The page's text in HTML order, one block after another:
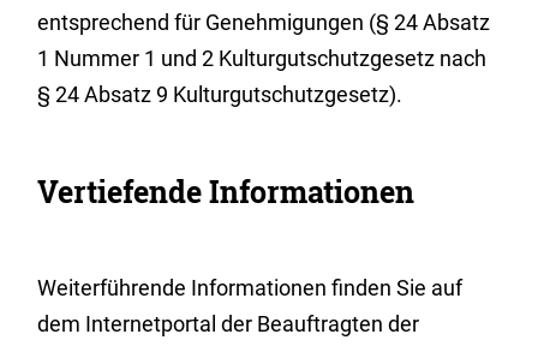
entsprechend für Genehmigungen (§ 24 Absatz
1 Nummer 1 und 2 Kulturgutschutzgesetz nach
§ 24 Absatz 9 Kulturgutschutzgesetz).
Vertiefende Informationen
Weiterführende Informationen finden Sie auf
dem Internetportal der Beauftragten der